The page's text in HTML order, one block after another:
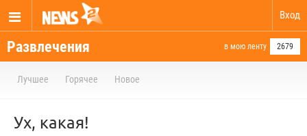
Вход
Развлечения в мою ленту 2679
Лучшее Горячее Новое
Ух, какая!